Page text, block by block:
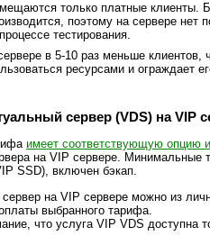
только платные клиенты.
поэтому на сервере нет
тестирования.
в 5-10 раз меньше
ресурсами и ограждает
сервер (VDS) на VIP
имеет соответствующую опцию
на VIP сервере. Минимальные
SSD), включен бэкап.
на VIP сервере можно из
выбранного тарифа.
что услуга VIP VDS доступна